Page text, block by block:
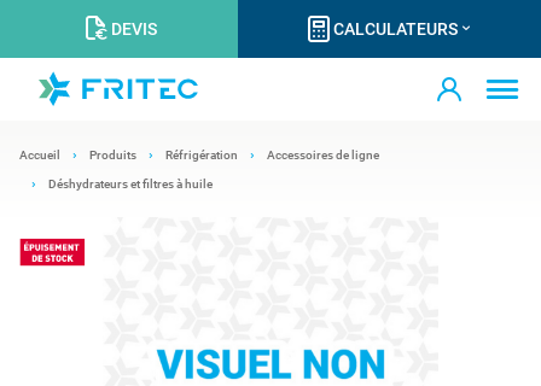
DEVIS CALCULATEURS
Accueil Produits Réfrigération Accessoires de ligne
Déshydrateurs et filtres à huile